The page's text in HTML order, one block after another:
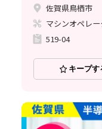
佐賀県鳥栖市
マシンオペレー
519-04
キープす